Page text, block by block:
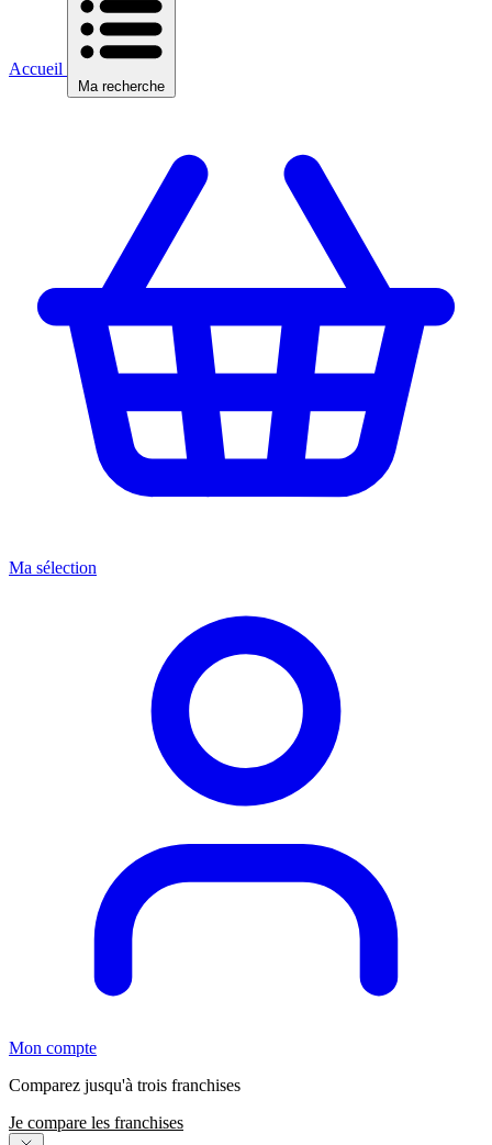
Accueil
Ma recherche
Ma sélection
Mon compte
Comparez jusqu'à trois franchises
Je compare les franchises